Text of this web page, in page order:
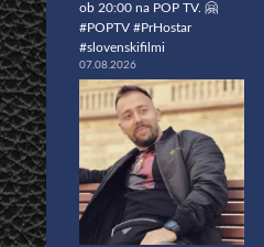
ob 20:00 na POP TV. 🤗
#POPTV #PrHostar
#slovenskifilmi
07.08.2026